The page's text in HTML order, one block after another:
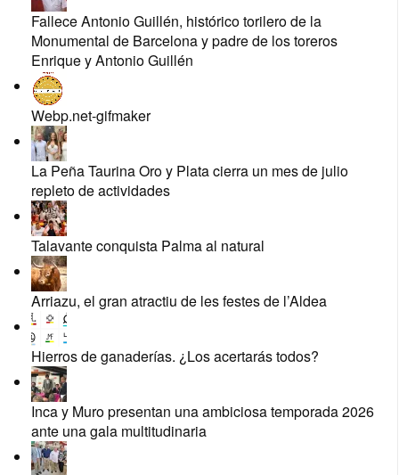
Fallece Antonio Guillén, histórico torilero de la
Monumental de Barcelona y padre de los toreros
Enrique y Antonio Guillén
Webp.net-gifmaker
La Peña Taurina Oro y Plata cierra un mes de julio
repleto de actividades
Talavante conquista Palma al natural
Arriazu, el gran atractiu de les festes de l’Aldea
Hierros de ganaderías. ¿Los acertarás todos?
Inca y Muro presentan una ambiciosa temporada 2026
ante una gala multitudinaria